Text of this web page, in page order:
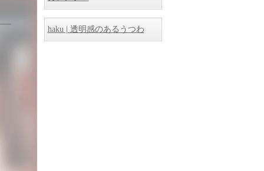
haku | 透明感のあるうつわ